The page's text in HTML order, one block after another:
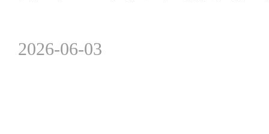
2026-06-03